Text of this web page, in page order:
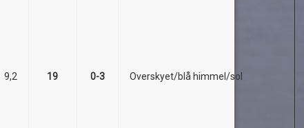
9,2 19 0-3 Overskyet/blå himmel/sol